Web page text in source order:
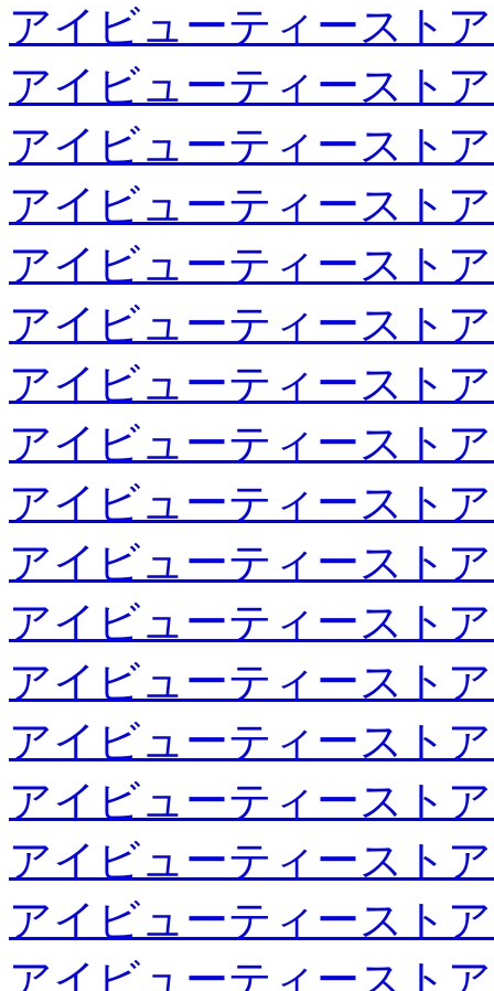
アイビューティースト
アイビューティースト
アイビューティースト
アイビューティースト
アイビューティースト
アイビューティースト
アイビューティースト
アイビューティースト
アイビューティースト
アイビューティースト
アイビューティースト
アイビューティースト
アイビューティースト
アイビューティースト
アイビューティースト
アイビューティースト
アイビューティースト